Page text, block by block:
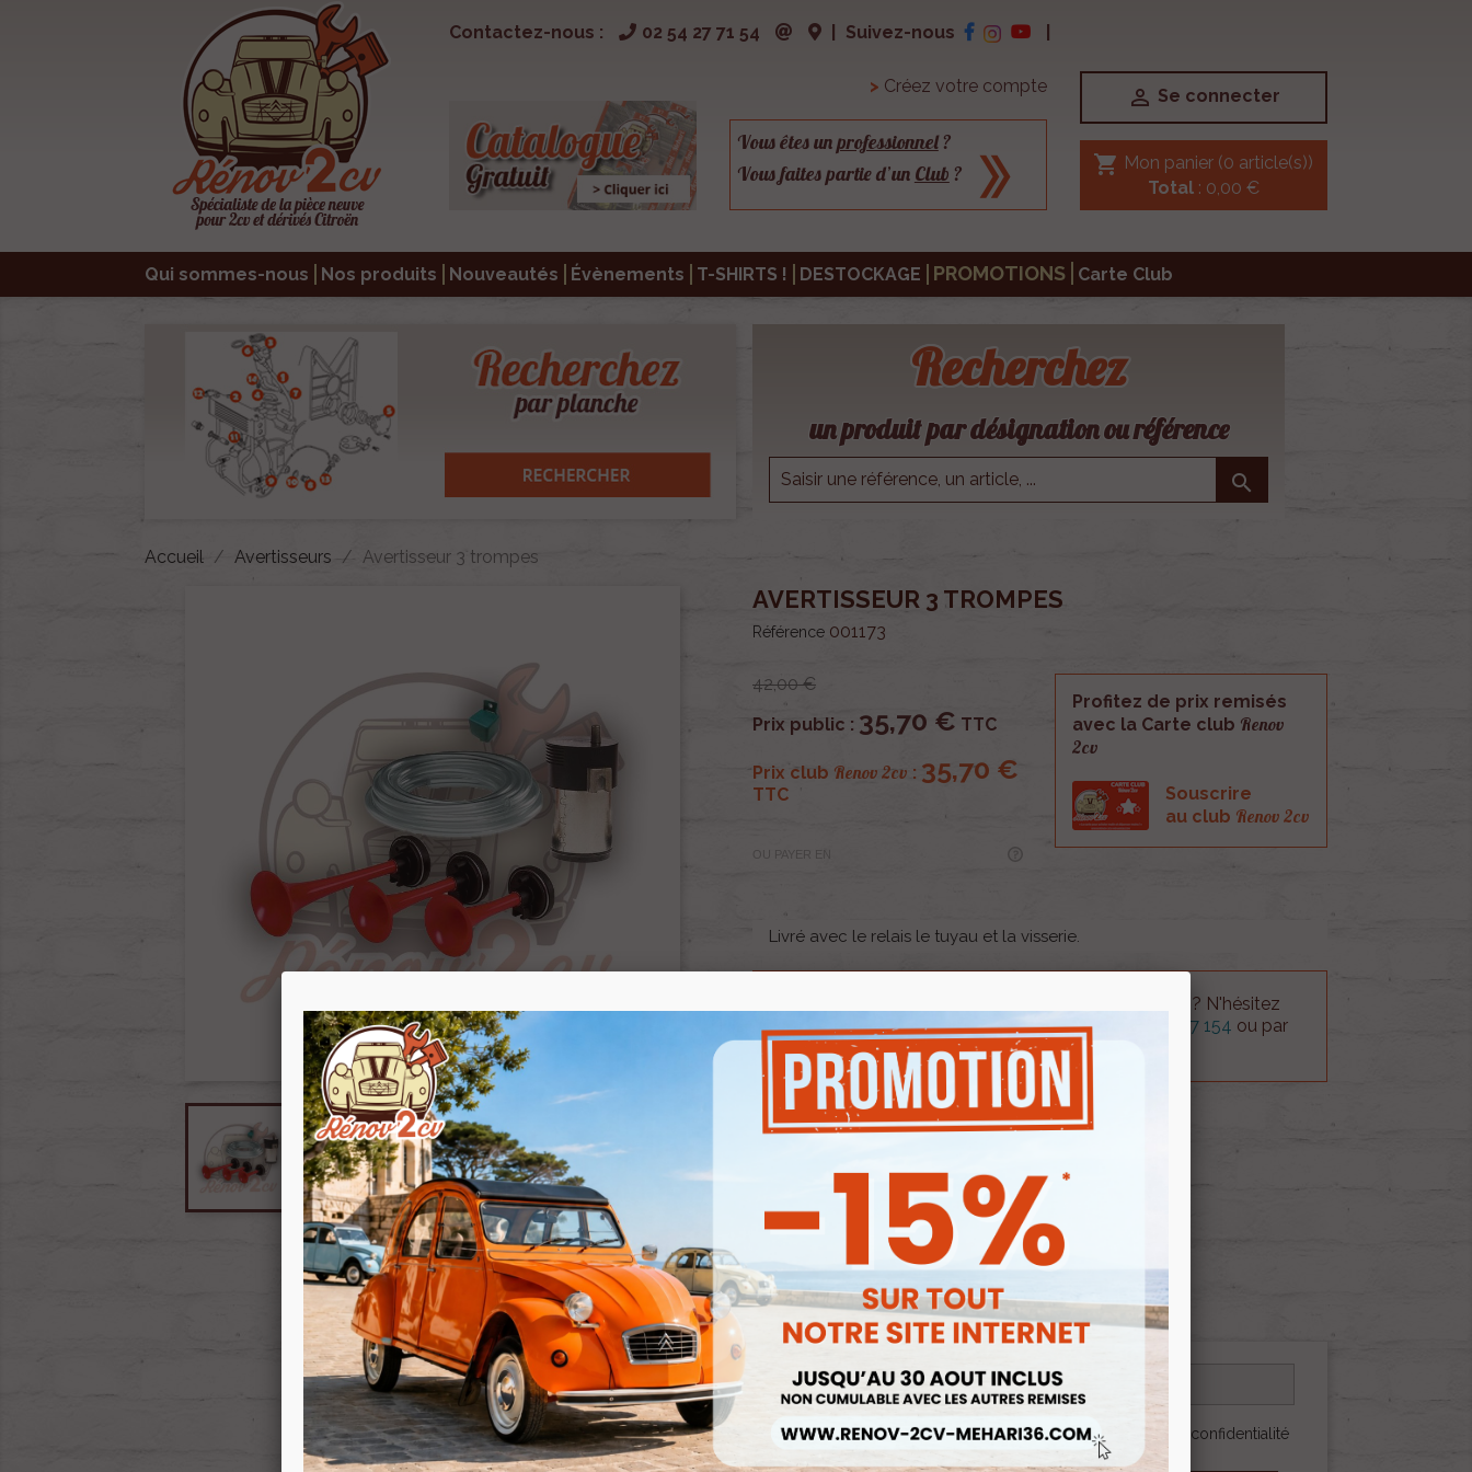
Contactez-nous : 02 54 27 71 54 Suivez-nous
> Créez votre compte
Vous êtes unprofessionnel?
Vous faites partie d’un Club ?
 Se connecter
shopping_cart Mon panier (0 article(s))
Total: 0,00 €
Qui sommes-nous Nos produits Nouveautés Évènements T-SHIRTS ! DESTOCKAGE PROMOTIONS Carte Club
Recherchez
un produit par désignation ou référence

Accueil Avertisseurs Avertisseur 3 trompes
AVERTISSEUR 3 TROMPES
Référence 001173
42,00 €
Prix public : 35,70 € TTC
Prix club Renov 2cv : 35,70 €
TTC
OU PAYER EN
Profitez de prix remisés
avec la Carte club Renov
2cv
Souscrire
au club Renov 2cv
Livré avec le relais le tuyau et la visserie.
Besoin d'un renseignement technique sur le produit ? N'hésitez
pas à contacter notre service technique au
0254 277 154 ou par
mail àrenov2cv.technique@gmail.com .
Quantité
En rupture de stock
Partager
J'accepte les conditions générales et la politique de confidentialité